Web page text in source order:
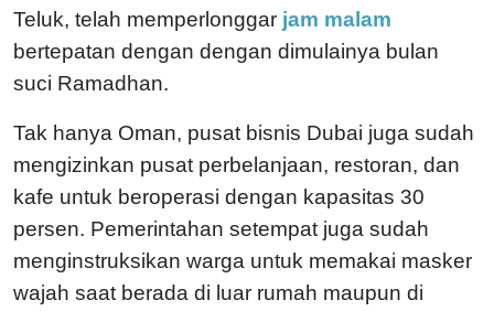
Teluk, telah memperlonggar jam malam
bertepatan dengan dengan dimulainya bulan
suci Ramadhan.
Tak hanya Oman, pusat bisnis Dubai juga sudah
mengizinkan pusat perbelanjaan, restoran, dan
kafe untuk beroperasi dengan kapasitas 30
persen. Pemerintahan setempat juga sudah
menginstruksikan warga untuk memakai masker
wajah saat berada di luar rumah maupun di